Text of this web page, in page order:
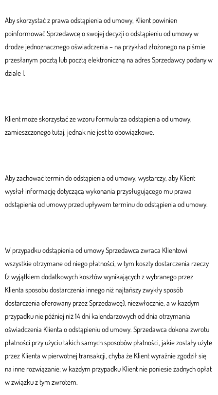
Aby skorzystać z prawa odstąpienia od umowy, Klient powinien
poinformować Sprzedawcę o swojej decyzji o odstąpieniu od umowy w
drodze jednoznacznego oświadczenia – na przykład złożonego na piśmie
przesłanym pocztą lub pocztą elektroniczną na adres Sprzedawcy podany w
dziale I.
Klient może skorzystać ze wzoru formularza odstąpienia od umowy,
zamieszczonego tutaj, jednak nie jest to obowiązkowe.
Aby zachować termin do odstąpienia od umowy, wystarczy, aby Klient
wysłał informację dotyczącą wykonania przysługującego mu prawa
odstąpienia od umowy przed upływem terminu do odstąpienia od umowy.
W przypadku odstąpienia od umowy Sprzedawca zwraca Klientowi
wszystkie otrzymane od niego płatności, w tym koszty dostarczenia rzeczy
(z wyjątkiem dodatkowych kosztów wynikających z wybranego przez
Klienta sposobu dostarczenia innego niż najtańszy zwykły sposób
dostarczenia oferowany przez Sprzedawcę), niezwłocznie, a w każdym
przypadku nie później niż 14 dni kalendarzowych od dnia otrzymania
oświadczenia Klienta o odstąpieniu od umowy. Sprzedawca dokona zwrotu
płatności przy użyciu takich samych sposobów płatności, jakie zostały użyte
przez Klienta w pierwotnej transakcji, chyba że Klient wyraźnie zgodził się
na inne rozwiązanie; w każdym przypadku Klient nie poniesie żadnych opłat
w związku z tym zwrotem.